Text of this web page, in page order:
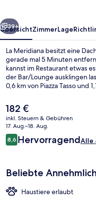
Weiter
39+
ÜbersichtZimmerLage
La Meridiana besitzt eine
gerade mal 5 Minuten
kannst im Restaurant etwas
der Bar/Lounge ausklingen
0,6 km von Piazza Tasso und
fußgängerfreundliche Lage.
Der
aktuelle
Preis
beträgt
182 €.
182 €
inkl. Steuern & Gebühren
17. Aug.–18. Aug.
Bewertungen
8,68,6 von 10.
HervorragendAlle
Beliebte
Haustiere erlaubt